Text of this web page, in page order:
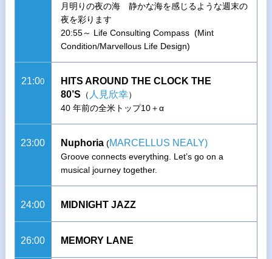
月明りの夜の海 静かな海を感じるような週末の
夜を彩ります
20:55～ Life Consulting Compass (Mint
Condition/Marvellous Life Design)
21:00
HITS AROUND THE CLOCK THE
80’S （ 人見欣幸）
40 年前の全米トップ10＋α
23:00 Nuphoria(MARCELLUS NEALY)
Groove connects everything. Let’s go on a
musical journey together.
24:00 MIDNIGHT JAZZ
26:00 MEMORY LANE